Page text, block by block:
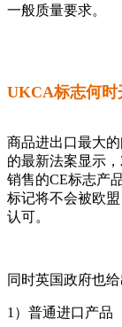
一般质量要求。
UKCA标志何时
商品进出口最大
的最新法案显示
销售的CE标志产
标记将不会被欧
认可。
同时英国政府也
1）普通进口产品